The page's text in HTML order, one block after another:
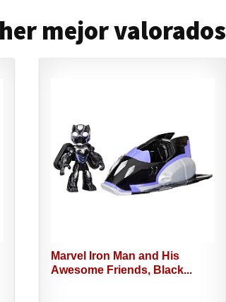
mejor valorados
Marvel Iron Man and His
Awesome Friends, Black...